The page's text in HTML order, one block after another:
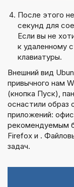
После этого
секунд для
Если вы не
к удаленному
клавиатуры.
Внешний вид
привычного нам
(кнопка Пуск),
оснастили
приложений:
рекомендуемым
Firefox и .
задач.